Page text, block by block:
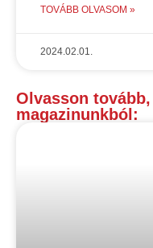
TOVÁBB OLVASOM »
2024.02.01.
Olvasson
magazinunkból: